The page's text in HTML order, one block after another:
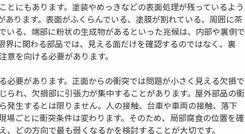
にもあります。塗装やめっきなどの表面処理が残っているよう
あります。表面がふくらんでいる、塗膜が割れている、周囲に茶
いる、端部に粉状の生成物があるといった兆候は、内部や裏側で
界に関わる部品では、見える面だけを確認するのではなく、裏
を向ける必要があります。
必要があります。正面からの衝突では問題が小さく見える欠損で
られ、欠損部に引張力が集中することがあります。屋外部品の衝
発生するとは限りません。人の接触、台車や車両の接触、落下
場ごとに衝突条件は変わります。そのため、局部腐食の位置を確
どの方向で最も弱くなるかを検討することが大切です。